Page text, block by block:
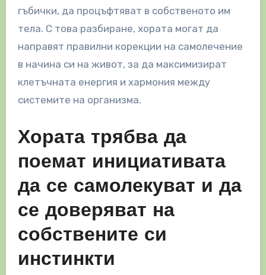
гъбички, да процъфтяват в собственото им
тела. С това разбиране, хората могат да
направят правилни корекции на самолечение
в начина си на живот, за да максимизират
клетъчната енергия и хармония между
системите на организма.
Хората трябва да
поемат инициативата
да се самолекуват и да
се доверяват на
собствените си
инстинкти